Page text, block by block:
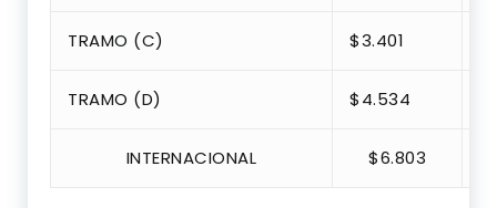
TRAMO (C) $3.401
TRAMO (D) $4.534
INTERNACIONAL $6.803